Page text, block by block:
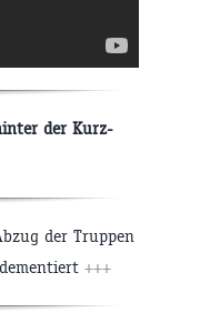
der Kurz-
der Truppen
+++